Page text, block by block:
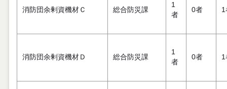
消防団余剰資機材Ｃ 総合防災課
1
者
0者 1
消防団余剰資機材Ｄ 総合防災課
1
者
0者 1